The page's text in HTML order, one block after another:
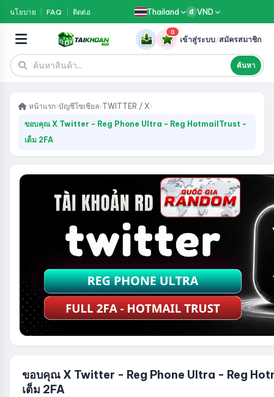
นโยบาย FAQ ติดต่อ Thailand đ VND
ค้นหา
0
เข้าสู่ระบบ/สมัครสมาชิก
หน้าแรก›บัญชีโซเชียล›TWITTER / X›
ขอบคุณ X Twitter - Reg Phone Ultra - Reg HotmailTrust -
เต็ม 2FA
ขอบคุณ X Twitter - Reg Phone Ultra - Reg
เต็ม 2FA